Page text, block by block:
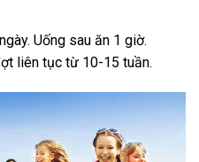
Uống sau ăn 1 giờ.
liên tục từ 10-15 tuần.